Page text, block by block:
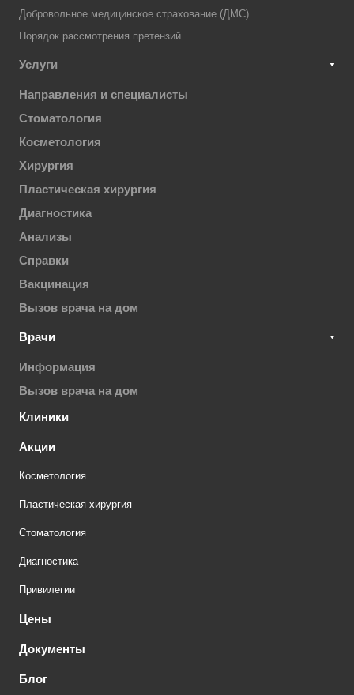
Добровольное медицинское страхование (ДМС)
Порядок рассмотрения претензий
Услуги
Направления и специалисты
Стоматология
Косметология
Хирургия
Пластическая хирургия
Диагностика
Анализы
Справки
Вакцинация
Вызов врача на дом
Врачи
Информация
Вызов врача на дом
Клиники
Акции
Косметология
Пластическая хирургия
Стоматология
Диагностика
Привилегии
Цены
Документы
Блог